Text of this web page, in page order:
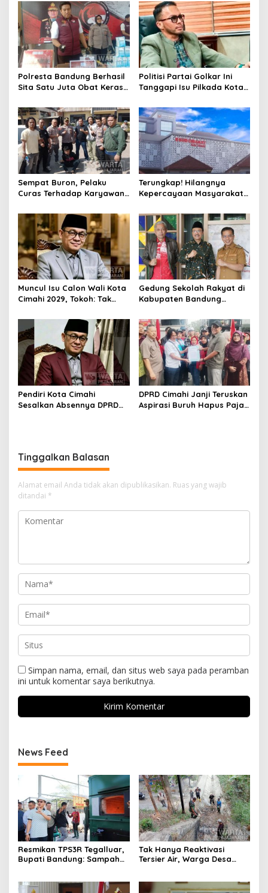
Riau
Pembinaan
Polresta Bandung Berhasil
Sita Satu Juta Obat Keras
Kasus Narkoba
Politisi Partai Golkar Ini
Tanggapi Isu Pilkada Kota
Sempat Buron, Pelaku
Curas Terhadap Karyawan
Ditangkap Polisi
Terungkap! Hilangnya
Kepercayaan Masyarakat
Rebranding RSUD Cibabat
Muncul Isu Calon Wali Kota
Cimahi 2029, Tokoh: Tak
Legitimasi Parpol
Gedung Sekolah Rakyat di
Kabupaten Bandung
Siap Tampung Dua Ribu
Siswa
Pendiri Kota Cimahi
Sesalkan Absennya DPRD
DPRD Cimahi Janji Teruskan
Aspirasi Buruh Hapus Pajak
Tinggalkan Balasan
Alamat email Anda tidak akan dipublikasikan. Ruas yang wajib
ditandai *
Simpan nama, email, dan situs web saya pada peramban
ini untuk komentar saya berikutnya.
News Feed
Resmikan TPS3R Tegalluar,
Bupati Bandung: Sampah
Tak Hanya Reaktivasi
Tersier Air, Warga Desa